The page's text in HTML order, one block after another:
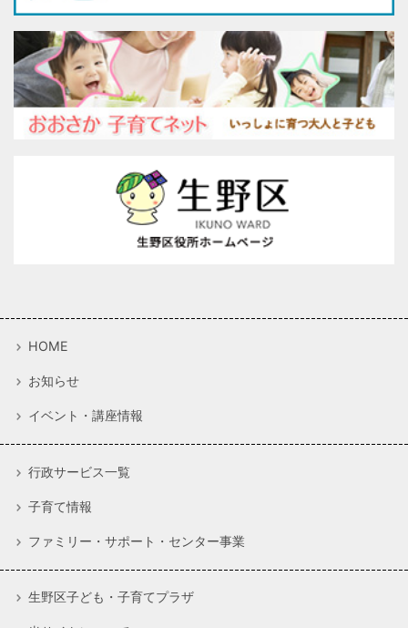
HOME
お知らせ
イベント・講座情報
行政サービス一覧
子育て情報
ファミリー・サポート・センター事業
生野区子ども・子育てプラザ